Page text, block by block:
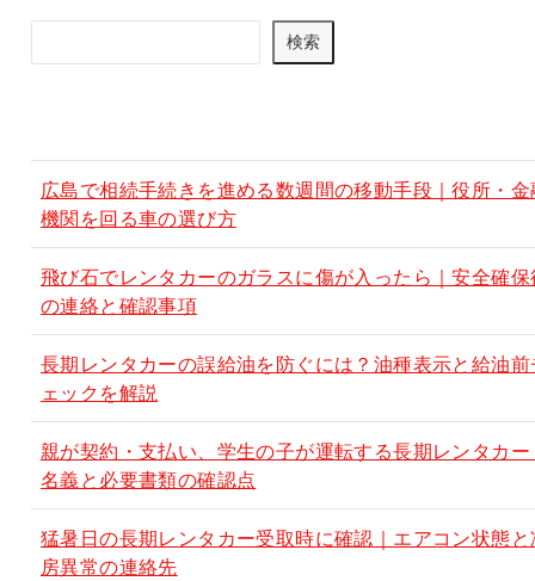
索
検索
広島で相続手続きを進める数週間の移動手段｜役所・金
機関を回る車の選び方
飛び石でレンタカーのガラスに傷が入ったら｜安全確保
の連絡と確認事項
長期レンタカーの誤給油を防ぐには？油種表示と給油前
ェックを解説
親が契約・支払い、学生の子が運転する長期レンタカー
名義と必要書類の確認点
猛暑日の長期レンタカー受取時に確認｜エアコン状態と
房異常の連絡先